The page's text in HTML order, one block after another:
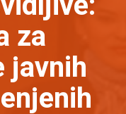
za
javnih